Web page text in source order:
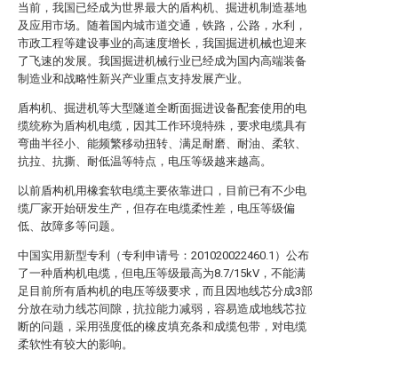
当前，我国已经成为世界最大的盾构机、掘进机制造基地
及应用市场。随着国内城市道交通，铁路，公路，水利，
市政工程等建设事业的高速度增长，我国掘进机械也迎来
了飞速的发展。我国掘进机械行业已经成为国内高端装备
制造业和战略性新兴产业重点支持发展产业。
盾构机、掘进机等大型隧道全断面掘进设备配套使用的电
缆统称为盾构机电缆，因其工作环境特殊，要求电缆具有
弯曲半径小、能频繁移动扭转、满足耐磨、耐油、柔软、
抗拉、抗撕、耐低温等特点，电压等级越来越高。
以前盾构机用橡套软电缆主要依靠进口，目前已有不少电
缆厂家开始研发生产，但存在电缆柔性差，电压等级偏
低、故障多等问题。
中国实用新型专利（专利申请号：201020022460.1）公布
了一种盾构机电缆，但电压等级最高为8.7/15kV，不能满
足目前所有盾构机的电压等级要求，而且因地线芯分成3部
分放在动力线芯间隙，抗拉能力减弱，容易造成地线芯拉
断的问题，采用强度低的橡皮填充条和成缆包带，对电缆
柔软性有较大的影响。